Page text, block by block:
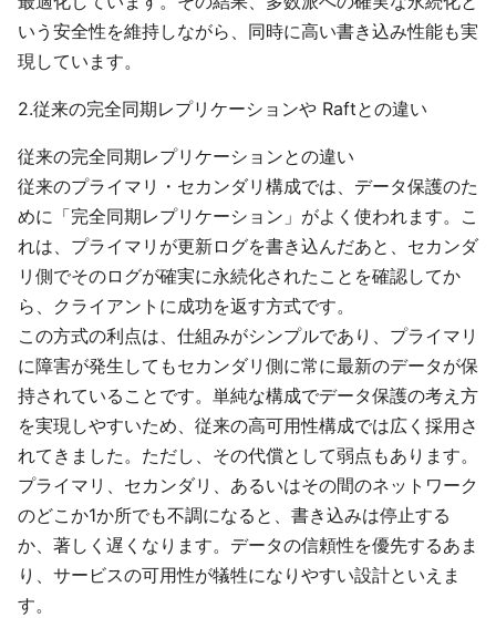
いう安全性を維持しながら、同時に高い書き込み性能も実
現しています。
2.従来の完全同期レプリケーションや Raftとの違い
従来の完全同期レプリケーションとの違い
従来のプライマリ・セカンダリ構成では、データ保護のた
めに「完全同期レプリケーション」がよく使われます。こ
れは、プライマリが更新ログを書き込んだあと、セカンダ
リ側でそのログが確実に永続化されたことを確認してか
ら、クライアントに成功を返す方式です。
この方式の利点は、仕組みがシンプルであり、プライマリ
に障害が発生してもセカンダリ側に常に最新のデータが保
持されていることです。単純な構成でデータ保護の考え方
を実現しやすいため、従来の高可用性構成では広く採用さ
れてきました。ただし、その代償として弱点もあります。
プライマリ、セカンダリ、あるいはその間のネットワーク
のどこか1か所でも不調になると、書き込みは停止する
か、著しく遅くなります。データの信頼性を優先するあま
り、サービスの可用性が犠牲になりやすい設計といえま
す。